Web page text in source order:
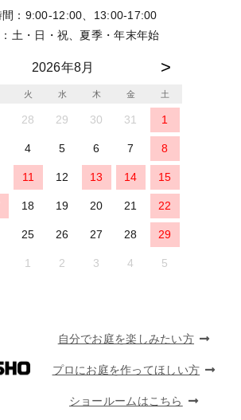
間：9:00-12:00、13:00-17:00
土・日・祝、夏季・年末年始
2026年8月
火 水 木 金 土
28 29 30 31 1
4 5 6 7 8
11 12 13 14 15
18 19 20 21 22
25 26 27 28 29
1 2 3 4 5
自分でお庭を楽しみたい方
プロにお庭を作ってほしい方
ショールームはこちら